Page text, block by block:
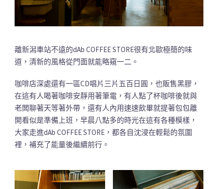
離新潟車站不遠的dAb COFFEE STORE很有北歐極簡的味
道，清新的風格從門面就能略窺一二。
咖啡店深處還有一區CD唱片三片五百日圓，也販售黑膠，
在這有人喝著咖啡安靜用著筆電，有人點了杯咖啡後就與
老闆聊著天等著外帶，還有人內用速速飲畢就提著包包離
開看似是準備上班，早晨八點多的時光在這有各種模樣，
大家走進dAb COFFEE STORE，都各自沈浸在輕鬆的氛圍
裡，補充了能量後繼續前行。